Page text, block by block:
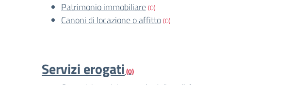
Patrimonio immobiliare(0)
Canoni di locazione o affitto(0)
Servizi erogati(0)